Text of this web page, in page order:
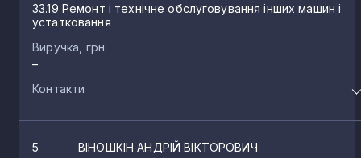
33.19 Ремонт і технічне обслуговування інших машин і
устатковання
Виручка, грн
–
Контакти
5 ВІНОШКІН АНДРІЙ ВІКТОРОВИЧ